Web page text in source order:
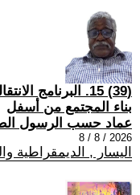
بناء المجتمع من أسفل
عماد حسب الرسول
2026 / 8 / 8
اليسار , الديمقراطية